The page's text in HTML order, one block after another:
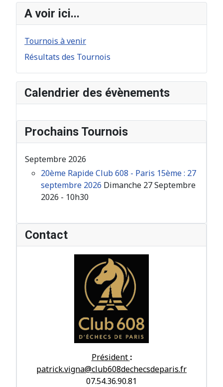
A voir ici...
Tournois à venir
Résultats des Tournois
Calendrier des évènements
Prochains Tournois
Septembre 2026
20ème Rapide Club 608 - Paris 15ème : 27
septembre 2026 Dimanche 27 Septembre
2026 - 10h30
Contact
Président :
patrick.vigna@club608dechecsdeparis.fr
07.54.36.90.81